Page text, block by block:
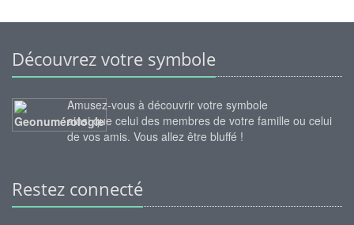
Découvrez votre symbole
Amusez-vous à découvrir votre symbole
ainsi que celui des membres de votre famille ou celui
de vos amis. Vous allez être bluffé !
Restez connecté